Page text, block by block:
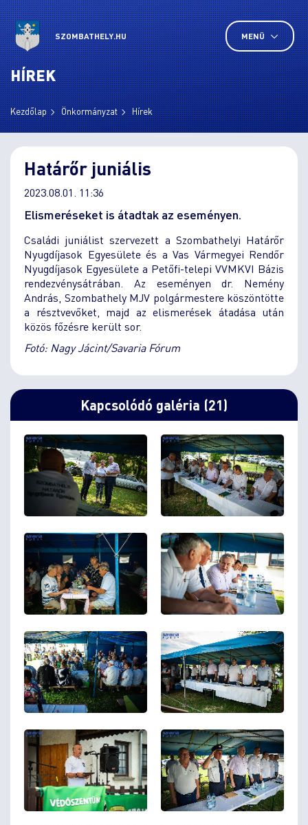
SZOMBATHELY.HU MENÜ
HÍREK
Kezdőlap Önkormányzat Hírek
Határőr juniális
2023.08.01. 11:36
Elismeréseket is átadtak az eseményen.
Családi juniálist szervezett a Szombathelyi Határőr
Nyugdíjasok Egyesülete és a Vas Vármegyei Rendőr
Nyugdíjasok Egyesülete a Petőfi-telepi VVMKVI Bázis
rendezvénysátrában. Az eseményen dr. Nemény
András, Szombathely MJV polgármestere köszöntötte
a résztvevőket, majd az elismerések átadása után
közös főzésre került sor.
Fotó: Nagy Jácint/Savaria Fórum
Kapcsolódó galéria (21)